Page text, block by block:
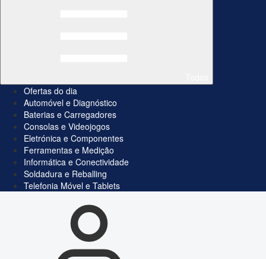
Ofertas do dia
Automóvel e Diagnóstico
Baterias e Carregadores
Consolas e Videojogos
Eletrónica e Componentes
Ferramentas e Medição
Informática e Conectividade
Soldadura e Reballing
Telefonia Móvel e Tablets